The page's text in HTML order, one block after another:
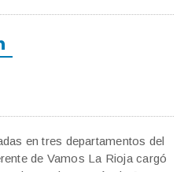
en tres departamentos del
de Vamos La Rioja cargó